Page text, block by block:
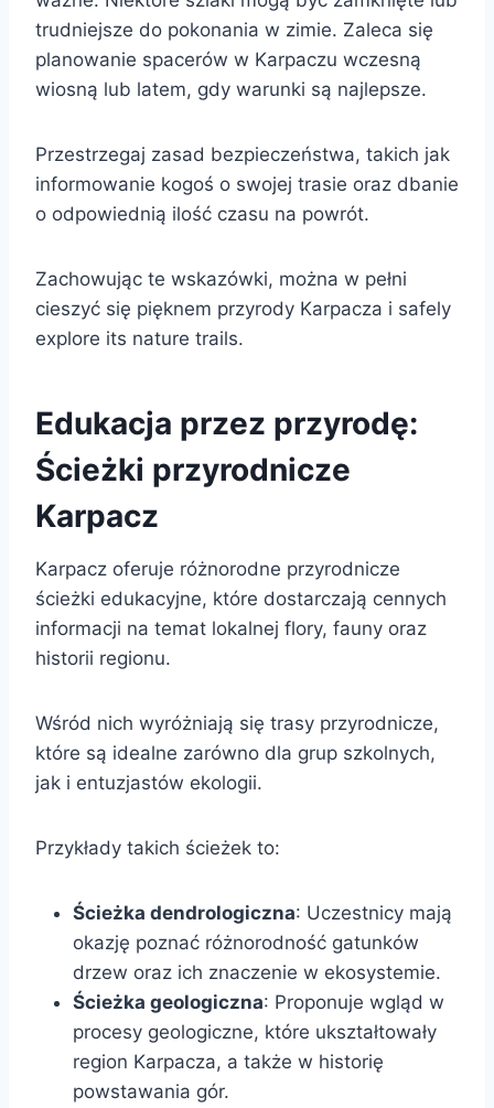
trudniejsze do pokonania w zimie. Zaleca się
planowanie spacerów w Karpaczu wczesną
wiosną lub latem, gdy warunki są najlepsze.
Przestrzegaj zasad bezpieczeństwa, takich jak
informowanie kogoś o swojej trasie oraz dbanie
o odpowiednią ilość czasu na powrót.
Zachowując te wskazówki, można w pełni
cieszyć się pięknem przyrody Karpacza i safely
explore its nature trails.
Edukacja przez przyrodę:
Ścieżki przyrodnicze
Karpacz
Karpacz oferuje różnorodne przyrodnicze
ścieżki edukacyjne, które dostarczają cennych
informacji na temat lokalnej flory, fauny oraz
historii regionu.
Wśród nich wyróżniają się trasy przyrodnicze,
które są idealne zarówno dla grup szkolnych,
jak i entuzjastów ekologii.
Przykłady takich ścieżek to:
Ścieżka dendrologiczna: Uczestnicy mają
okazję poznać różnorodność gatunków
drzew oraz ich znaczenie w ekosystemie.
Ścieżka geologiczna: Proponuje wgląd w
procesy geologiczne, które ukształtowały
region Karpacza, a także w historię
powstawania gór.